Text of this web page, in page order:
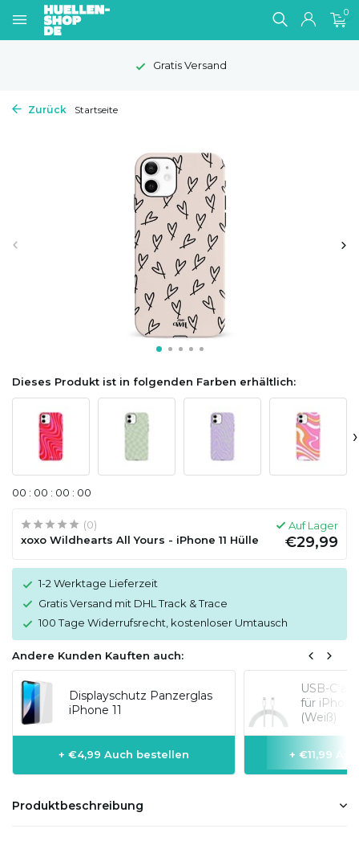
0
Gratis Versand
Zurück Startseite
Dieses Produkt ist in folgenden Farben erhältlich:
›
00 : 00 : 00 : 00
(0)
xoxo Wildhearts All Yours - iPhone 11 Hülle
Auf Lager
€29,99
1-2 Werktage Lieferzeit
Gratis Versand mit DHL Track & Trace
100 Tage Widerrufsrecht, kostenloser Umtausch
Andere Kunden Kauften auch:
Displayschutz Panzerglas
iPhone 11
+ €4,99 Auch bestellen
USB-C
für
(Weiß)
+ €11,99
Produktbeschreibung